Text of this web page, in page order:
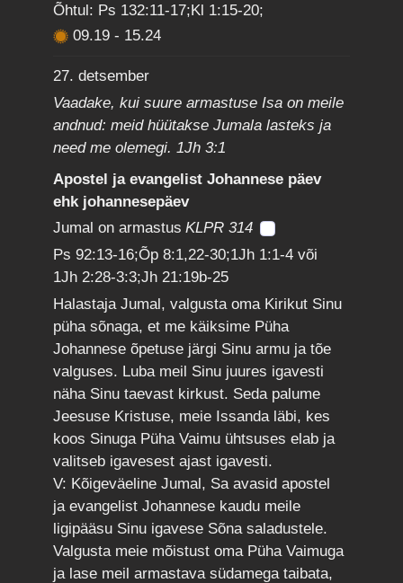
Õhtul: Ps 132:11-17;Kl 1:15-20;
09.19- 15.24
27. detsember
Vaadake, kui suure armastuse Isa on meile
andnud: meid hüütakse Jumala lasteks ja
need me olemegi. 1Jh 3:1
Apostel ja evangelist Johannese päev
ehk johannesepäev
Jumal on armastus KLPR 314
Ps 92:13-16;Õp 8:1,22-30;1Jh 1:1-4 või
1Jh 2:28-3:3;Jh 21:19b-25
Halastaja Jumal, valgusta oma Kirikut Sinu
püha sõnaga, et me käiksime Püha
Johannese õpetuse järgi Sinu armu ja tõe
valguses. Luba meil Sinu juures igavesti
näha Sinu taevast kirkust. Seda palume
Jeesuse Kristuse, meie Issanda läbi, kes
koos Sinuga Püha Vaimu ühtsuses elab ja
valitseb igavesest ajast igavesti.
V: Kõigeväeline Jumal, Sa avasid apostel
ja evangelist Johannese kaudu meile
ligipääsu Sinu igavese Sõna saladustele.
Valgusta meie mõistust oma Püha Vaimuga
ja lase meil armastava südamega taibata,